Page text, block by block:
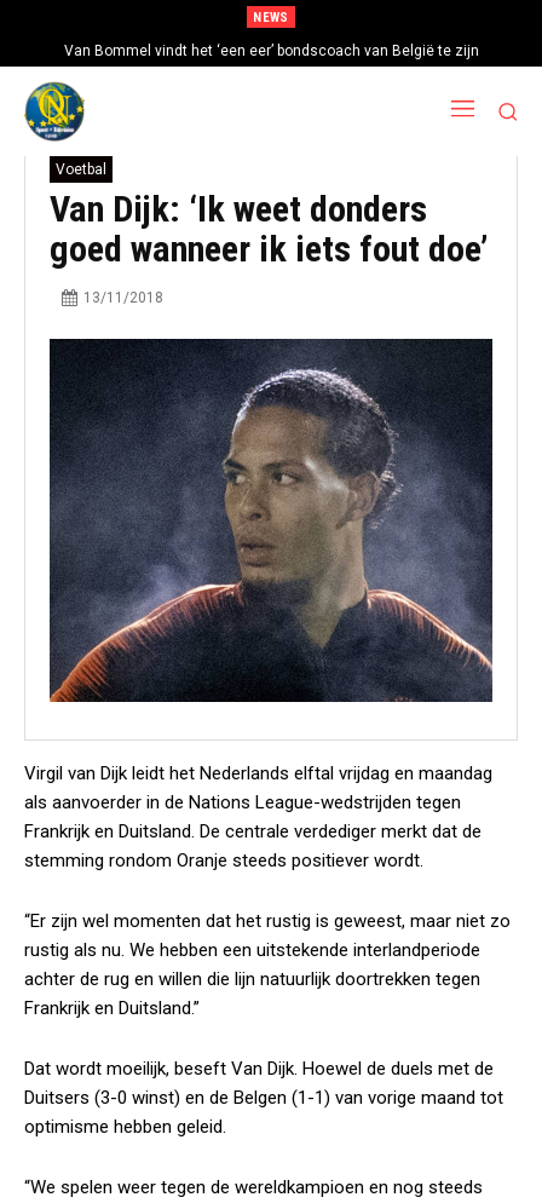
NEWS
Van Bommel vindt het ‘een eer’ bondscoach van België te zijn
Voetbal
Van Dijk: ‘Ik weet donders
goed wanneer ik iets fout doe’
13/11/2018
Virgil van Dijk leidt het Nederlands elftal vrijdag en maandag
als aanvoerder in de Nations League-wedstrijden tegen
Frankrijk en Duitsland. De centrale verdediger merkt dat de
stemming rondom Oranje steeds positiever wordt.
“Er zijn wel momenten dat het rustig is geweest, maar niet zo
rustig als nu. We hebben een uitstekende interlandperiode
achter de rug en willen die lijn natuurlijk doortrekken tegen
Frankrijk en Duitsland.”
Dat wordt moeilijk, beseft Van Dijk. Hoewel de duels met de
Duitsers (3-0 winst) en de Belgen (1-1) van vorige maand tot
optimisme hebben geleid.
“We spelen weer tegen de wereldkampioen en nog steeds